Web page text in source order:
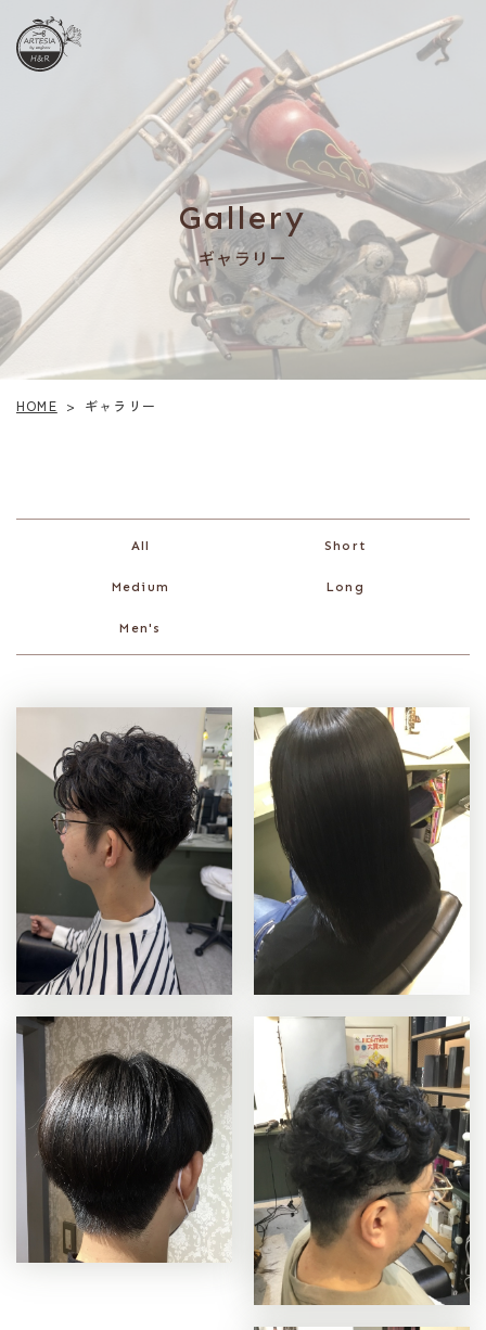
Gallery
ギャラリー
HOME > ギャラリー
All Short
Medium Long
Men's